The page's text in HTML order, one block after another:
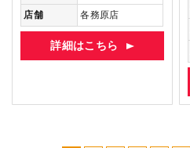
店舗
各務原店
詳細はこちら